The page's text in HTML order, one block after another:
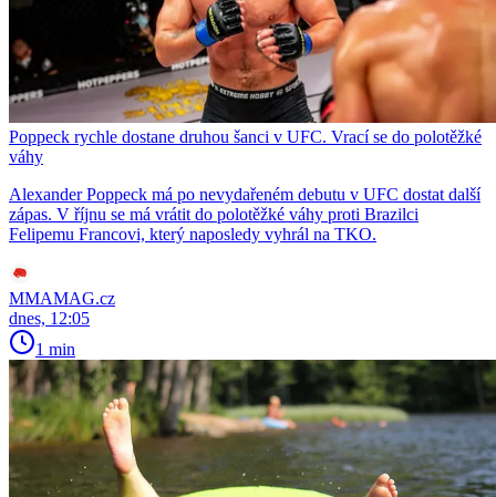
Poppeck rychle dostane druhou šanci v UFC. Vrací se do polotěžké
váhy
Alexander Poppeck má po nevydařeném debutu v UFC dostat další
zápas. V říjnu se má vrátit do polotěžké váhy proti Brazilci
Felipemu Francovi, který naposledy vyhrál na TKO.
MMAMAG.cz
dnes, 12:05
1 min